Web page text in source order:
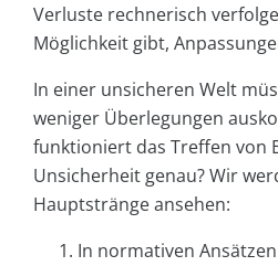
Verluste rechnerisch
Möglichkeit gibt,
In einer unsicheren Welt
weniger Überlegungen
funktioniert das Treffen von
Unsicherheit genau? Wir
Hauptstränge ansehen:
In normativen